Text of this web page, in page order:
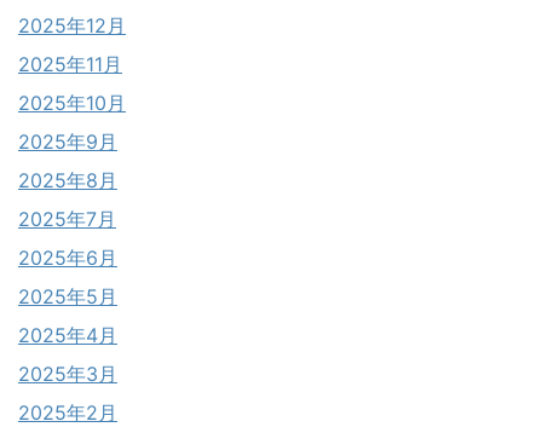
2025年12月
2025年11月
2025年10月
2025年9月
2025年8月
2025年7月
2025年6月
2025年5月
2025年4月
2025年3月
2025年2月